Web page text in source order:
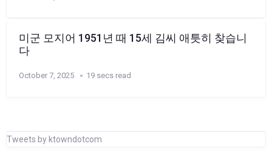
미군 모지어 1951년 때 15세 김씨 애틋히 찾습니
다
October 7, 2025 19 secs read
Tweets by ktowndotcom